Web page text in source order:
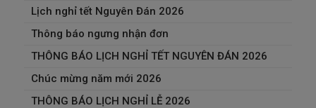
Lịch nghỉ tết Nguyên Đán 2026
Thông báo ngưng nhận đơn
THÔNG BÁO LỊCH NGHỈ TẾT NGUYÊN ĐÁN 2026
Chúc mừng năm mới 2026
THÔNG BÁO LỊCH NGHỈ LỄ 2026